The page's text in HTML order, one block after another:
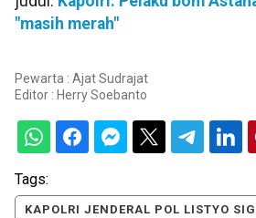
"masih merah"
Pewarta : Ajat Sudrajat
Editor : Herry Soebanto
Tags:
KAPOLRI JENDERAL POL LISTYO